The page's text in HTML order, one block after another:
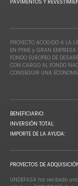
PAVIMENTOS Y
PROYECTO ACOGIDO A LA
EN PYME y GRAN
FONDO EUROPEO DE
CON CARGO AL FONDO
CONSEGUIR UNA
BENEFICIARIO:
INVERSIÓN TOTAL:
IMPORTE DE LA AYUDA:
PROYECTOS DE
UNDEFASA ha recibido